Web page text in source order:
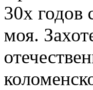
30х
моя.